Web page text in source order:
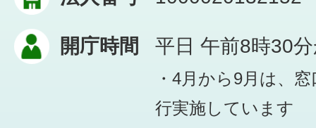
開庁時間 平日 午前8時30
・4月から9月は、
行実施しています